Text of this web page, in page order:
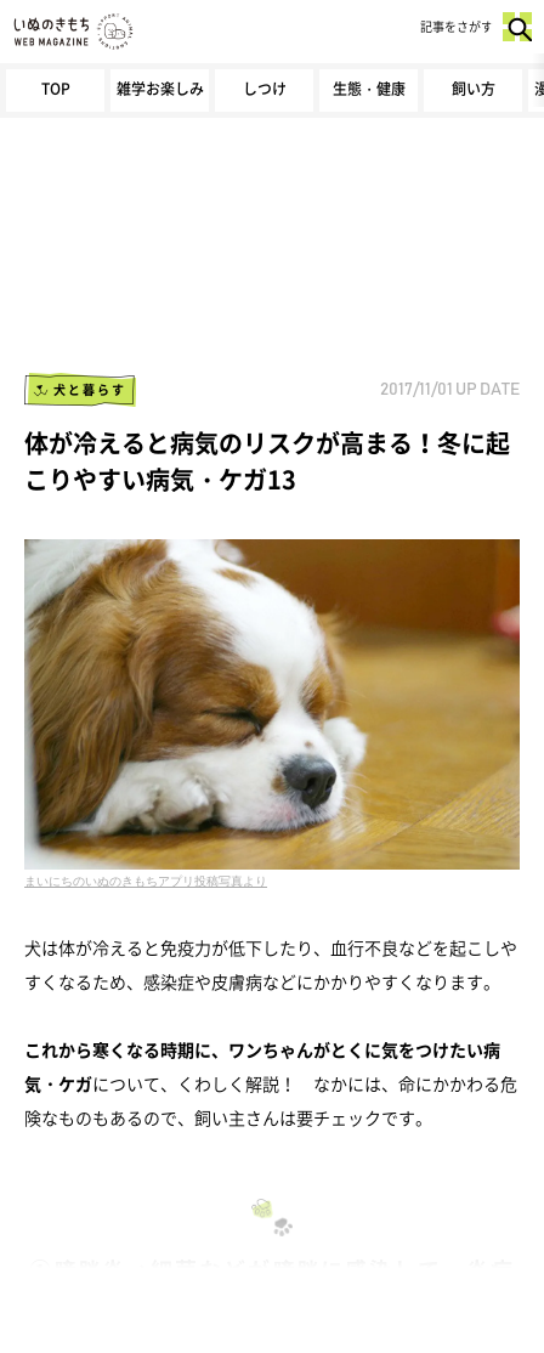
TOP 雑学お楽しみ しつけ 生態・健康 飼い方
記事をさがす
犬と暮らす 2017/11/01 UP DATE
体が冷えると病気のリスクが高まる！冬に起
こりやすい病気・ケガ13
まいにちのいぬのきもちアプリ投稿写真より
犬は体が冷えると免疫力が低下したり、血行不良などを起こしや
すくなるため、感染症や皮膚病などにかかりやすくなります。
これから寒くなる時期に、ワンちゃんがとくに気をつけたい病
気・ケガについて、くわしく解説！ なかには、命にかかわる危
険なものもあるので、飼い主さんは要チェックです。